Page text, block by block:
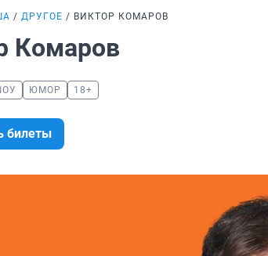
ДРУГОЕ ВИКТОР КОМАРОВ
Комаров
ЮМОР 18+
билеты